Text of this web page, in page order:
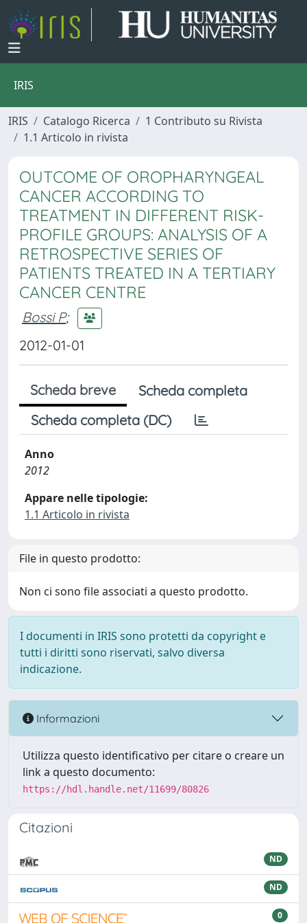
IRIS
IRIS Catalogo Ricerca
1 Contributo su Rivista
1.1 Articolo in rivista
OUTCOME OF OROPHARYNGEAL
CANCER ACCORDING TO
TREATMENT IN DIFFERENT RISK-
PROFILE GROUPS: ANALYSIS OF A
RETROSPECTIVE SERIES OF
PATIENTS TREATED IN A TERTIARY
CANCER CENTRE
Bossi P;
2012-01-01
Scheda breve
Scheda completa
Scheda completa (DC)
Anno
2012
Appare nelle tipologie:
1.1 Articolo in rivista
File in questo prodotto:
Non ci sono file associati a questo prodotto.
I documenti in IRIS sono protetti da copyright e
tutti i diritti sono riservati, salvo diversa
indicazione.
Informazioni
Utilizza questo identificativo per citare o creare un
link a questo documento:
https://hdl.handle.net/11699/80826
Citazioni
ND
ND
0